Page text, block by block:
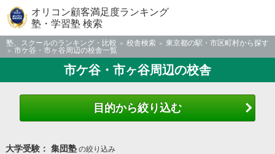
オリコン顧客満足度ランキング
塾・学習塾 検索
塾、スクールのランキング・比較 校舎検索
東京都の駅・市区町村から探す
市ケ谷・市ヶ谷周辺の校舎一覧
市ケ谷・市ヶ谷周辺の校舎
目的から絞り込む
大学受験： 集団塾の絞り込み